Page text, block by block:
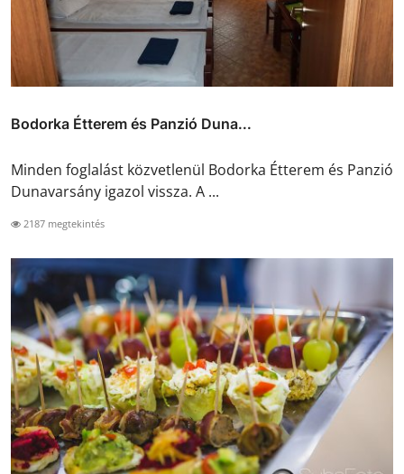
Bodorka Étterem és Panzió Duna...
Minden foglalást közvetlenül Bodorka Étterem és Panzió
Dunavarsány igazol vissza. A ...
2187 megtekintés